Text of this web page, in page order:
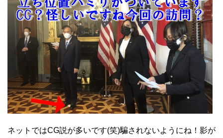
ネットではCG説が多いです(笑)騙されないようにね！影が